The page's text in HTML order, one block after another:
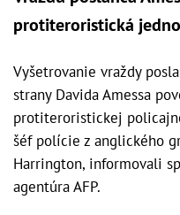
protiteroristická
Vyšetrovanie vraždy
strany Davida Amessa
protiteroristickej
šéf polície z anglického
Harrington, informovali
agentúra AFP.